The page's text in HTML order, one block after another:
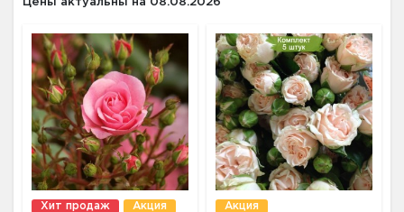
Хит продаж Акция Акция